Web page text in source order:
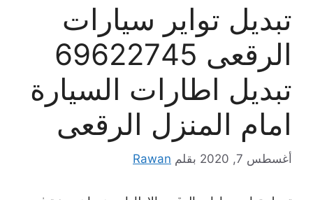
تبديل تواير سيارات
الرقعى 69622745
تبديل اطارات السيارة
امام المنزل الرقعى
أغسطس 7, 2020 بقلم Rawan